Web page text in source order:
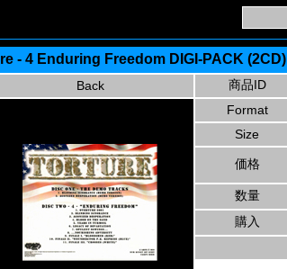
- 4 Enduring Freedom DIGI-PACK (2CD)
Back 商品ID
Format
Size
価格
数量
購入